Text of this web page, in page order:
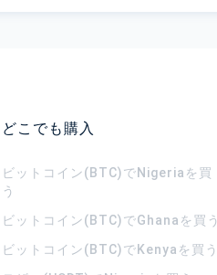
どこでも購入
ビットコイン(BTC)でNigeriaを買
う
ビットコイン(BTC)でGhanaを買う
ビットコイン(BTC)でKenyaを買う